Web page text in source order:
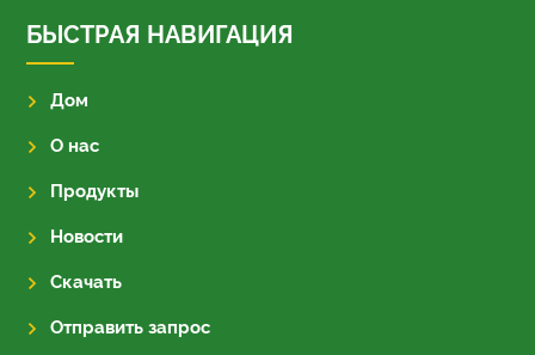
БЫСТРАЯ НАВИГАЦИЯ
Дом
О нас
Продукты
Новости
Скачать
Отправить запрос